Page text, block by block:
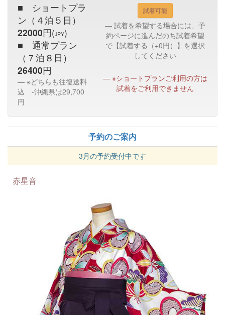
■ ショートプラ
ン（４泊５日）
22000円(JPY)
■ 通常プラン
（７泊８日）
26400円
※どちらも往復送料
込 -沖縄県は29,700
円
試着可能
試着を希望する場合には、予
約ページに進んだのち試着希望
で【試着する（+0円）】を選択
してください
※ショートプランご利用の方は
試着をご利用できません
予約のご案内
3月の予約受付中です
赤星音